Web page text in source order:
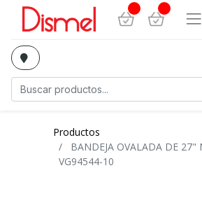
Productos
BANDEJA OVALADA DE 27"
VG94544-10